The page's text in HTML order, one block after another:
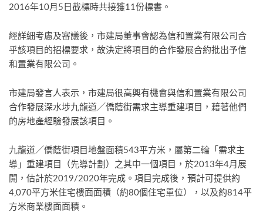
2016年10月5日截標時共接獲11份標書。
經詳細考慮及審議後，市建局董事會認為信和置業有限公司合
乎該項目的招標要求，故決定將項目的合作發展合約批出予信
和置業有限公司。
市建局發言人表示，市建局很高興有機會與信和置業有限公司
合作發展深水埗九龍道／僑蔭街需求主導重建項目，藉著他們
的房地產經驗發展該項目。
九龍道／僑蔭街項目地盤面積543平方米，屬第二輪「需求主
導」重建項目（先導計劃）之其中一個項目，於2013年4月展
開，估計於2019/2020年完成。項目完成後，預計可提供約
4,070平方米住宅樓面面積（約80個住宅單位），以及約814平
方米商業樓面面積。